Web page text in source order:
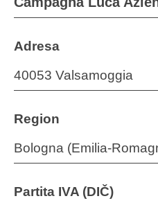
Adresa
40053 Valsamoggia
Region
Bologna (Emilia-
Partita IVA (DIČ)